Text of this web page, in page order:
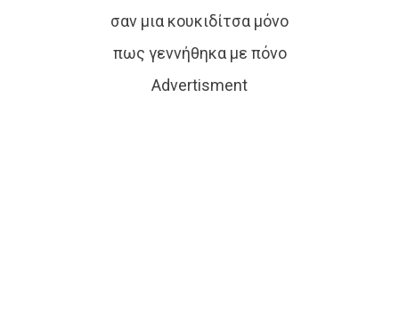
σαν μια κουκιδίτσα μόνο
πως γεννήθηκα με πόνο
Advertisment